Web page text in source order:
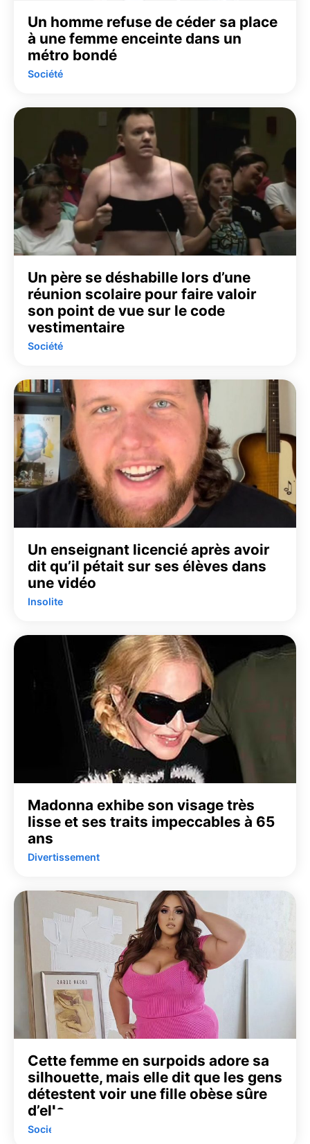
Un homme refuse de céder sa place
à une femme enceinte dans un
métro bondé
Société
Un père se déshabille lors d’une
réunion scolaire pour faire valoir
son point de vue sur le code
vestimentaire
Société
Un enseignant licencié après avoir
dit qu’il pétait sur ses élèves dans
une vidéo
Insolite
Madonna exhibe son visage très
lisse et ses traits impeccables à 65
ans
Divertissement
Cette femme en surpoids adore sa
silhouette, mais elle dit que les gens
détestent voir une fille obèse sûre
d’elle
Société